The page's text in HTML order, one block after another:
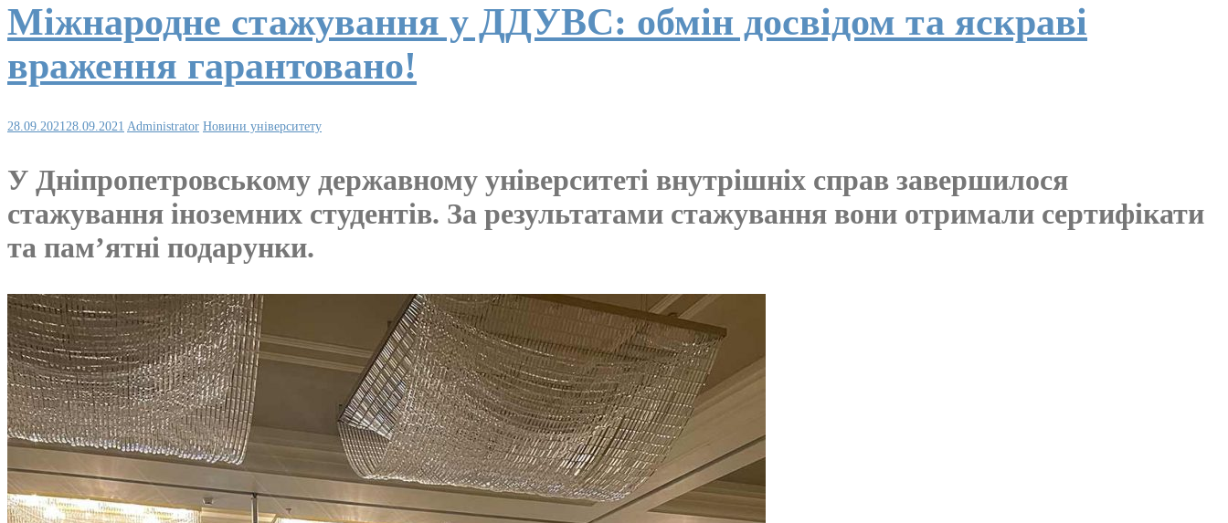
Міжнародне стажування у ДДУВС: обмін досвідом та яскраві
враження гарантовано!
28.09.202128.09.2021 Administrator Новини університету
У Дніпропетровському державному університеті внутрішніх справ завершилося
стажування іноземних студентів. За результатами стажування вони отримали сертифікати
та пам’ятні подарунки.